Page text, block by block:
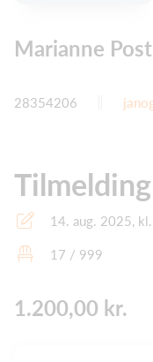
Marianne Post
28354206
Tilmelding
14. aug. 2025,
17 / 999
1.200,00 kr.